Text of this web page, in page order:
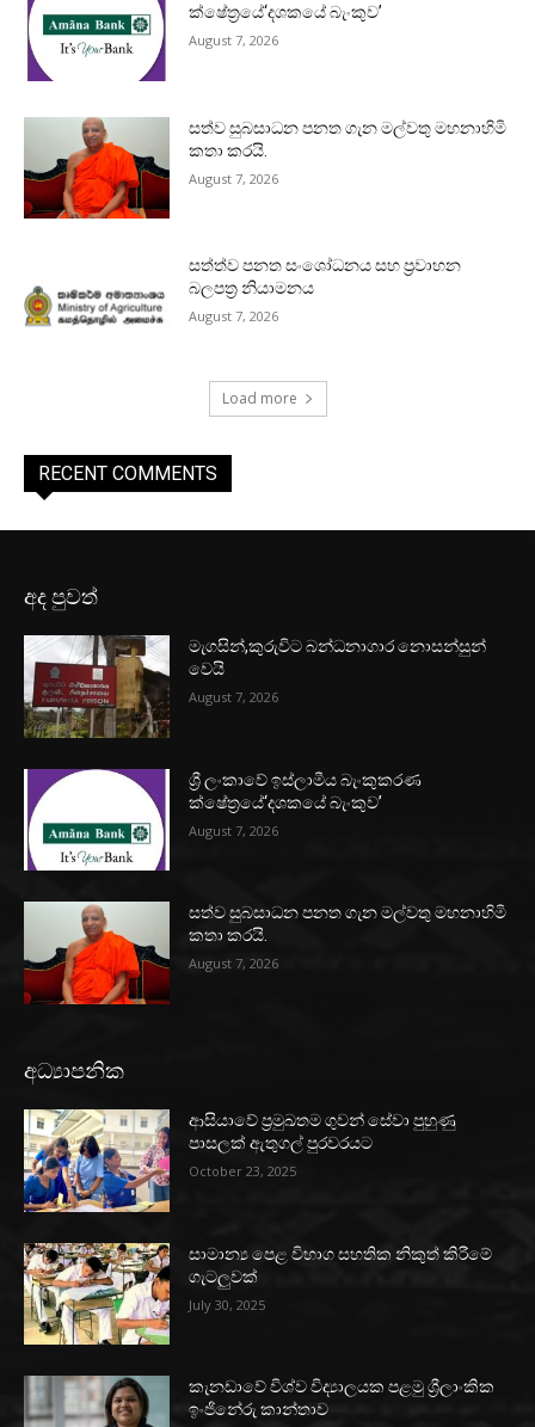
ක්ෂේත්‍රයේ‘දශකයේ බැංකුව’
August 7, 2026
සත්ව සුබසාධන පනත ගැන මල්වතු මහනාහිමි
කතා කරයි.
August 7, 2026
සත්ත්ව පනත සංශෝධනය සහ ප්‍රවාහන
බලපත්‍ර නියාමනය
August 7, 2026
Load more
RECENT COMMENTS
අද පුවත්
මැගසින්,කුරුවිට බන්ධනාගාර නොසන්සුන්
වෙයි
August 7, 2026
ශ්‍රී ලංකාවේ ඉස්ලාමීය බැංකුකරණ
ක්ෂේත්‍රයේ‘දශකයේ බැංකුව’
August 7, 2026
සත්ව සුබසාධන පනත ගැන මල්වතු මහනාහිමි
කතා කරයි.
August 7, 2026
අධ්‍යාපනික
ආසියාවේ ප්‍රමුඛතම ගුවන් සේවා පුහුණු
පාසලක් ඇතුගල් පුරවරයට
October 23, 2025
සාමාන්‍ය පෙළ විභාග සහතික නිකුත් කිරීමේ
ගැටලුවක්
July 30, 2025
කැනඩාවේ විශ්ව විද්‍යාලයක පළමු ශ්‍රීලාංකික
ඉංජිනේරු කාන්තාව